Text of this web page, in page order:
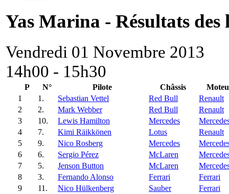
Yas Marina - Résultats des
Vendredi 01 Novembre 2013
14h00 - 15h30
P N° Pilote Châssis
1
1. Sebastian Vettel Red Bull
Renault
2
2. Mark Webber Red Bull
Renault
3
10. Lewis Hamilton Mercedes
4
7. Kimi Räikkönen Lotus
Renault
5
9. Nico Rosberg Mercedes
6
6. Sergio Pérez McLaren
7
5. Jenson Button McLaren
8
3. Fernando Alonso Ferrari
Ferrari
9
11. Nico Hülkenberg Sauber
Ferrari